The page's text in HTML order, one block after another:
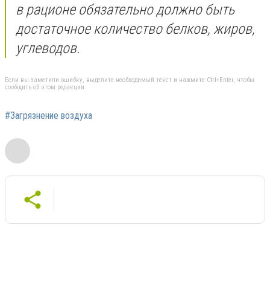
в рационе обязательно должно быть
достаточное количество белков, жиров,
углеводов.
Если вы заметили ошибку, выделите необходимый текст и нажмите Ctrl+Enter, чтобы
сообщить об этом редакции
#Загрязнение воздуха